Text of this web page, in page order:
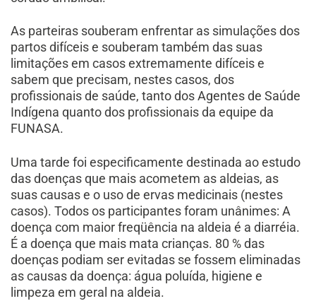
As parteiras souberam enfrentar as simulações dos
partos difíceis e souberam também das suas
limitações em casos extremamente difíceis e
sabem que precisam, nestes casos, dos
profissionais de saúde, tanto dos Agentes de Saúde
Indígena quanto dos profissionais da equipe da
FUNASA.
Uma tarde foi especificamente destinada ao estudo
das doenças que mais acometem as aldeias, as
suas causas e o uso de ervas medicinais (nestes
casos). Todos os participantes foram unânimes: A
doença com maior freqüência na aldeia é a diarréia.
É a doença que mais mata crianças. 80 % das
doenças podiam ser evitadas se fossem eliminadas
as causas da doença: água poluída, higiene e
limpeza em geral na aldeia.